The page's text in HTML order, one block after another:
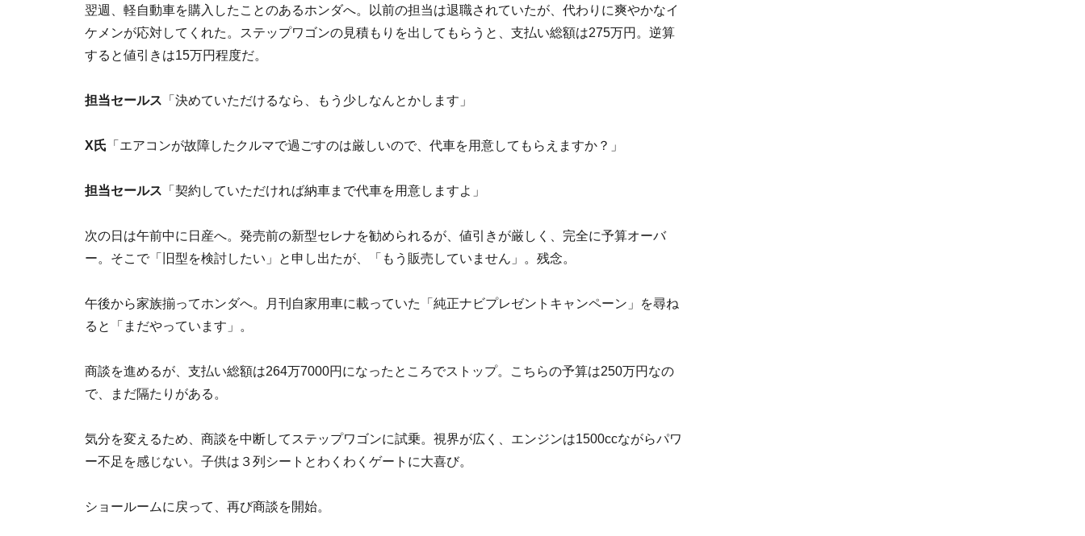
翌週、軽自動車を購入したことのあるホンダへ。以前の担当は退職されていたが、代わりに爽やかなイ
ケメンが応対してくれた。ステップワゴンの見積もりを出してもらうと、支払い総額は275万円。逆算
すると値引きは15万円程度だ。
担当セールス 「決めていただけるなら、もう少しなんとかします」
X氏 「エアコンが故障したクルマで過ごすのは厳しいので、代車を用意してもらえますか？」
担当セールス 「契約していただければ納車まで代車を用意しますよ」
次の日は午前中に日産へ。発売前の新型セレナを勧められるが、値引きが厳しく、完全に予算オーバ
ー。そこで「旧型を検討したい」と申し出たが、「もう販売していません」。残念。
午後から家族揃ってホンダへ。月刊自家用車に載っていた「純正ナビプレゼントキャンペーン」を尋ね
ると「まだやっています」。
商談を進めるが、支払い総額は264万7000円になったところでストップ。こちらの予算は250万円なの
で、まだ隔たりがある。
気分を変えるため、商談を中断してステップワゴンに試乗。視界が広く、エンジンは1500ccながらパワ
ー不足を感じない。子供は３列シートとわくわくゲートに大喜び。
ショールームに戻って、再び商談を開始。